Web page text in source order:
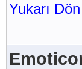
Yukarı Dön